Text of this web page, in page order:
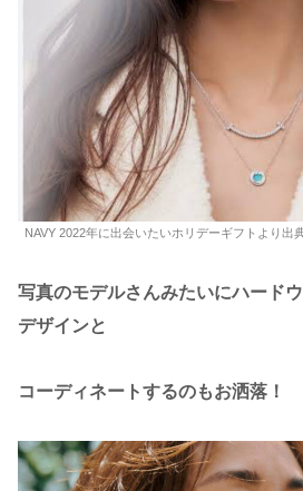
NAVY 2022年に出会いたいホリデーギフトより出
写真のモデルさんみたいにハード
デザインと
コーディネートするのもお洒落！